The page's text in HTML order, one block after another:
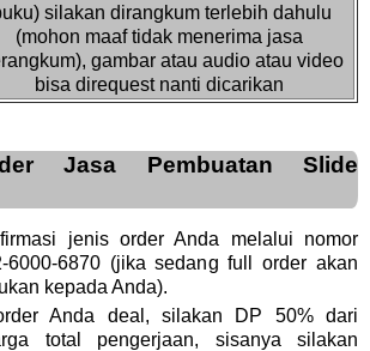
silakan dirangkum terlebih dahulu
(mohon maaf tidak menerima jasa
gambar atau audio atau video
bisa direquest nanti dicarikan
Jasa Pembuatan Slide
jenis order Anda melalui nomor
6000-6870 (jika sedang full order akan
kepada Anda).
Anda deal, silakan DP 50% dari
total pengerjaan, sisanya silakan